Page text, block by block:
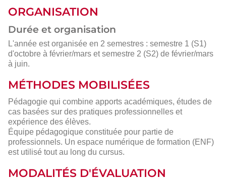
ORGANISATION
Durée et organisation
L'année est organisée en 2 semestres : semestre 1 (S1)
d'octobre à février/mars et semestre 2 (S2) de février/mars
à juin.
MÉTHODES MOBILISÉES
Pédagogie qui combine apports académiques, études de
cas basées sur des pratiques professionnelles et
expérience des élèves.
Équipe pédagogique constituée pour partie de
professionnels. Un espace numérique de formation (ENF)
est utilisé tout au long du cursus.
MODALITÉS D'ÉVALUATION